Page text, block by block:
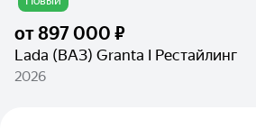
от897 000 ₽
Lada (ВАЗ) Granta I Рестайлинг
2026